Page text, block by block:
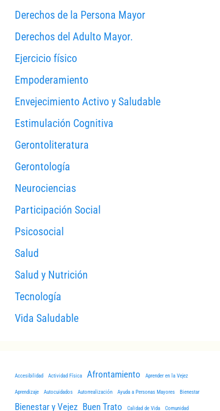
Derechos de la Persona Mayor
Derechos del Adulto Mayor.
Ejercicio físico
Empoderamiento
Envejecimiento Activo y Saludable
Estimulación Cognitiva
Gerontoliteratura
Gerontología
Neurociencias
Participación Social
Psicosocial
Salud
Salud y Nutrición
Tecnología
Vida Saludable
Accesibilidad Actividad Física Afrontamiento Aprender en la Vejez
Aprendizaje Autocuidados Autorrealización Ayuda a Personas Mayores Bienestar
Bienestar y Vejez Buen Trato Calidad de Vida Comunidad